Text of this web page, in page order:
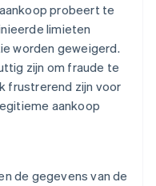
probeert te
limieten
worden geweigerd.
zijn om fraude te
frustrerend zijn voor
aankoop
de gegevens van de